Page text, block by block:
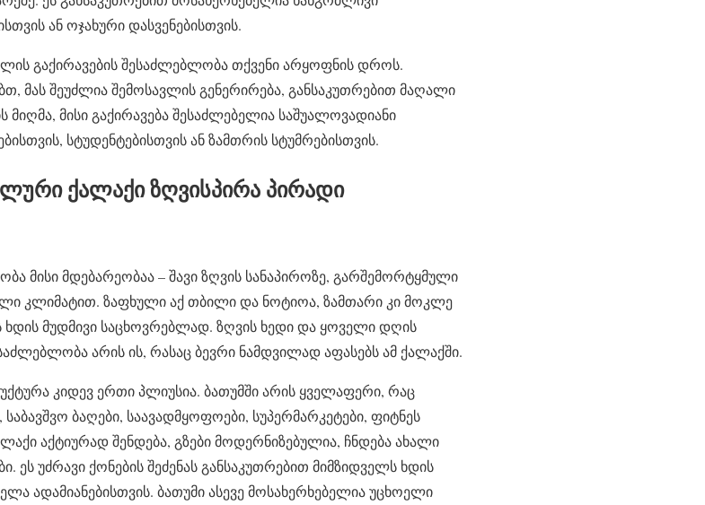
ან ოჯახური დასვენებისთვის.
გაქირავების შესაძლებლობა თქვენი არყოფნის დროს.
მას შეუძლია შემოსავლის გენერირება, განსაკუთრებით მაღალი
მისი გაქირავება შესაძლებელია საშუალოვადიანი
სტუდენტებისთვის ან ზამთრის სტუმრებისთვის.
ქალაქი ზღვისპირა პირადი
მისი მდებარეობაა – შავი ზღვის სანაპიროზე, გარშემორტყმული
კლიმატით. ზაფხული აქ თბილი და ნოტიოა, ზამთარი კი მოკლე
მუდმივი საცხოვრებლად. ზღვის ხედი და ყოველი დღის
არის ის, რასაც ბევრი ნამდვილად აფასებს ამ ქალაქში.
კიდევ ერთი პლიუსია. ბათუმში არის ყველაფერი, რაც
ბაღები, საავადმყოფოები, სუპერმარკეტები, ფიტნეს
აქტიურად შენდება, გზები მოდერნიზებულია, ჩნდება ახალი
ეს უძრავი ქონების შეძენას განსაკუთრებით მიმზიდველს ხდის
ადამიანებისთვის. ბათუმი ასევე მოსახერხებელია უცხოელი